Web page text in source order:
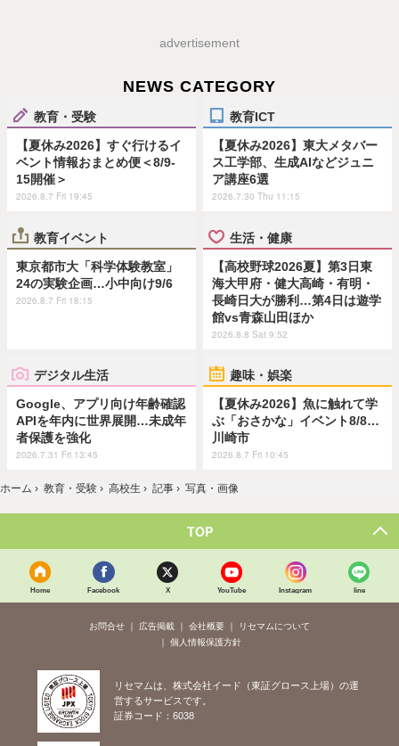
advertisement
NEWS CATEGORY
教育・受験
【夏休み2026】すぐ行けるイ
ベント情報おまとめ便＜8/9-
15開催＞
2026.8.7 Fri 19:45
教育ICT
【夏休み2026】東大メタバー
ス工学部、生成AIなどジュニ
ア講座6選
2026.7.30 Thu 11:15
教育イベント
東京都市大「科学体験教室」
24の実験企画…小中向け9/6
2026.8.7 Fri 18:15
生活・健康
【高校野球2026夏】第3日東
海大甲府・健大高崎・有明・
長崎日大が勝利…第4日は遊学
館vs青森山田ほか
2026.8.8 Sat 9:52
デジタル生活
Google、アプリ向け年齢確認
APIを年内に世界展開…未成年
者保護を強化
2026.7.31 Fri 13:45
趣味・娯楽
【夏休み2026】魚に触れて学
ぶ「おさかな」イベント8/8…
川崎市
2026.8.7 Fri 10:45
ホーム › 教育・受験 › 高校生 › 記事 › 写真・画像
TOP
Home Facebook X YouTube Instagram line
お問合せ 広告掲載 会社概要
リセマムについて
個人情報保護方針
リセマムは、株式会社イード（東証グロース上場）の運
営するサービスです。
証券コード：6038